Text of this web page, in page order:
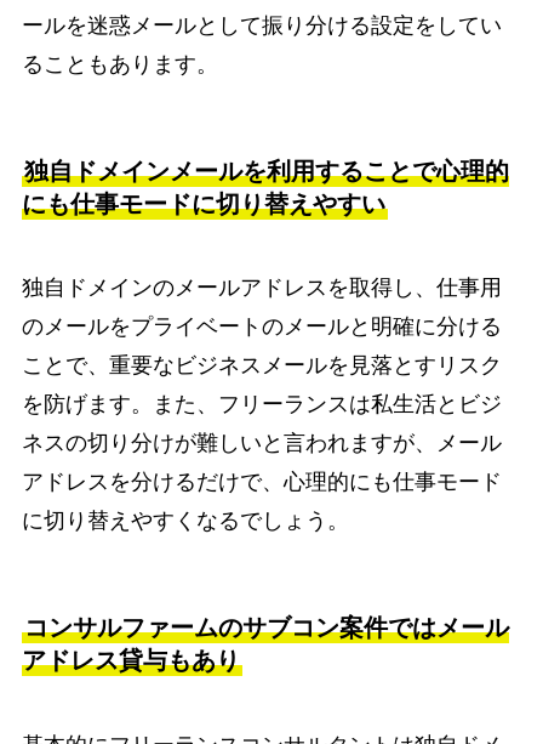
ールを迷惑メールとして振り分ける設定をしてい
ることもあります。
独自ドメインメールを利用することで心理的
にも仕事モードに切り替えやすい
独自ドメインのメールアドレスを取得し、仕事用
のメールをプライベートのメールと明確に分ける
ことで、重要なビジネスメールを見落とすリスク
を防げます。また、フリーランスは私生活とビジ
ネスの切り分けが難しいと言われますが、メール
アドレスを分けるだけで、心理的にも仕事モード
に切り替えやすくなるでしょう。
コンサルファームのサブコン案件ではメール
アドレス貸与もあり